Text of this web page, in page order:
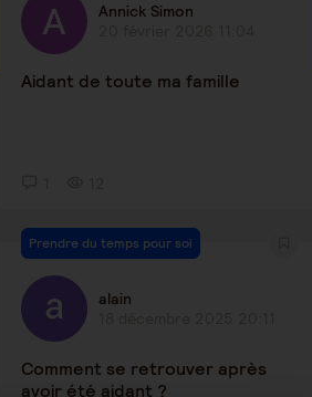
Annick Simon
Aidant de toute ma famille
Prendre du temps pour soi
alain
Comment se retrouver après
avoir été aidant ?